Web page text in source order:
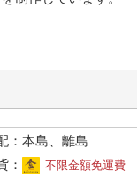
：本島、離島
：
不限金額免運費